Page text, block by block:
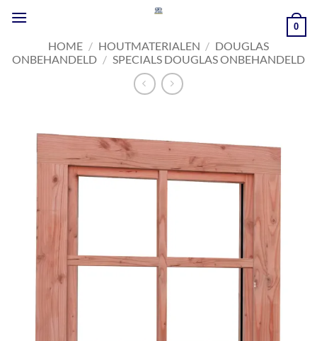
naar
0
HOME / HOUTMATERIALEN / DOUGLAS
ONBEHANDELD / SPECIALS DOUGLAS ONBEHANDELD